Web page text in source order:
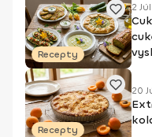
Recepty
2
Recepty
20